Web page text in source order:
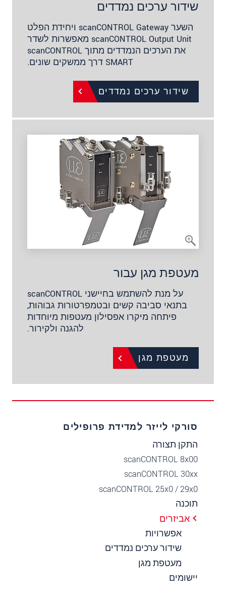
שידור ערכים נמדדים
השער scanCONTROL Gateway ויחידת הפלט
scanCONTROL Output Unit מאפשרות לשדר
את הערכים הנמדדים מתוך scanCONTROL
SMART דרך ממשקים שונים.
שידור ערכים נמדדים
מעטפת מגן עבור
על מנת להשתמש בחיישני scanCONTROL
בתנאי סביבה קשים ובטמפרטורות גבוהות,
פיתחה מיקרו אפסילון מעטפות מיוחדות
להגנה ולקירור.
מעטפת מגן
סורקי לייזר למדידת פרופילים
התקן תצורה
scanCONTROL 8x00
scanCONTROL 30xx
scanCONTROL 25x0 / 29x0
תוכנה
אביזרים
אפשרויות
שידור ערכים נמדדים
מעטפת מגן
יישומים